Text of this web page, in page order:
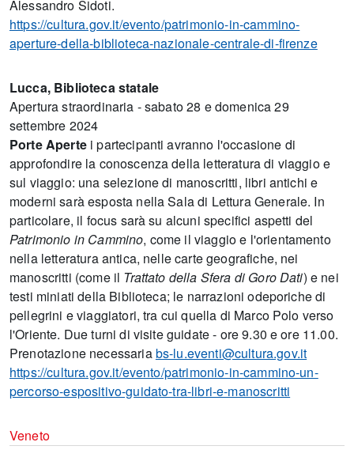
Alessandro Sidoti.
https://cultura.gov.it/evento/patrimonio-in-cammino-
aperture-della-biblioteca-nazionale-centrale-di-firenze
Lucca, Biblioteca statale
Apertura straordinaria - sabato 28 e domenica 29
settembre 2024
Porte Apertei partecipanti avranno l'occasione di
approfondire la conoscenza della letteratura di viaggio e
sul viaggio: una selezione di manoscritti, libri antichi e
moderni sarà esposta nella Sala di Lettura Generale. In
particolare, il focus sarà su alcuni specifici aspetti del
Patrimonio in Cammino, come il viaggio e l'orientamento
nella letteratura antica, nelle carte geografiche, nei
manoscritti (come il Trattato della Sfera di Goro Dati) e nei
testi miniati della Biblioteca; le narrazioni odeporiche di
pellegrini e viaggiatori, tra cui quella di Marco Polo verso
l'Oriente. Due turni di visite guidate - ore 9.30 e ore 11.00.
Prenotazione necessariabs-lu.eventi@cultura.gov.it
https://cultura.gov.it/evento/patrimonio-in-cammino-un-
percorso-espositivo-guidato-tra-libri-e-manoscritti
Veneto